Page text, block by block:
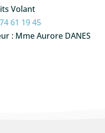
Volant
61 19 45
: Mme Aurore DANES